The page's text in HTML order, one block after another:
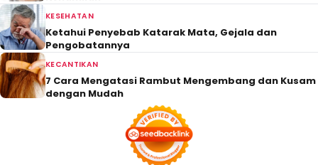
KESEHATAN
Ketahui Penyebab Katarak Mata, Gejala dan
Pengobatannya
KECANTIKAN
7 Cara Mengatasi Rambut Mengembang dan Kusam
dengan Mudah